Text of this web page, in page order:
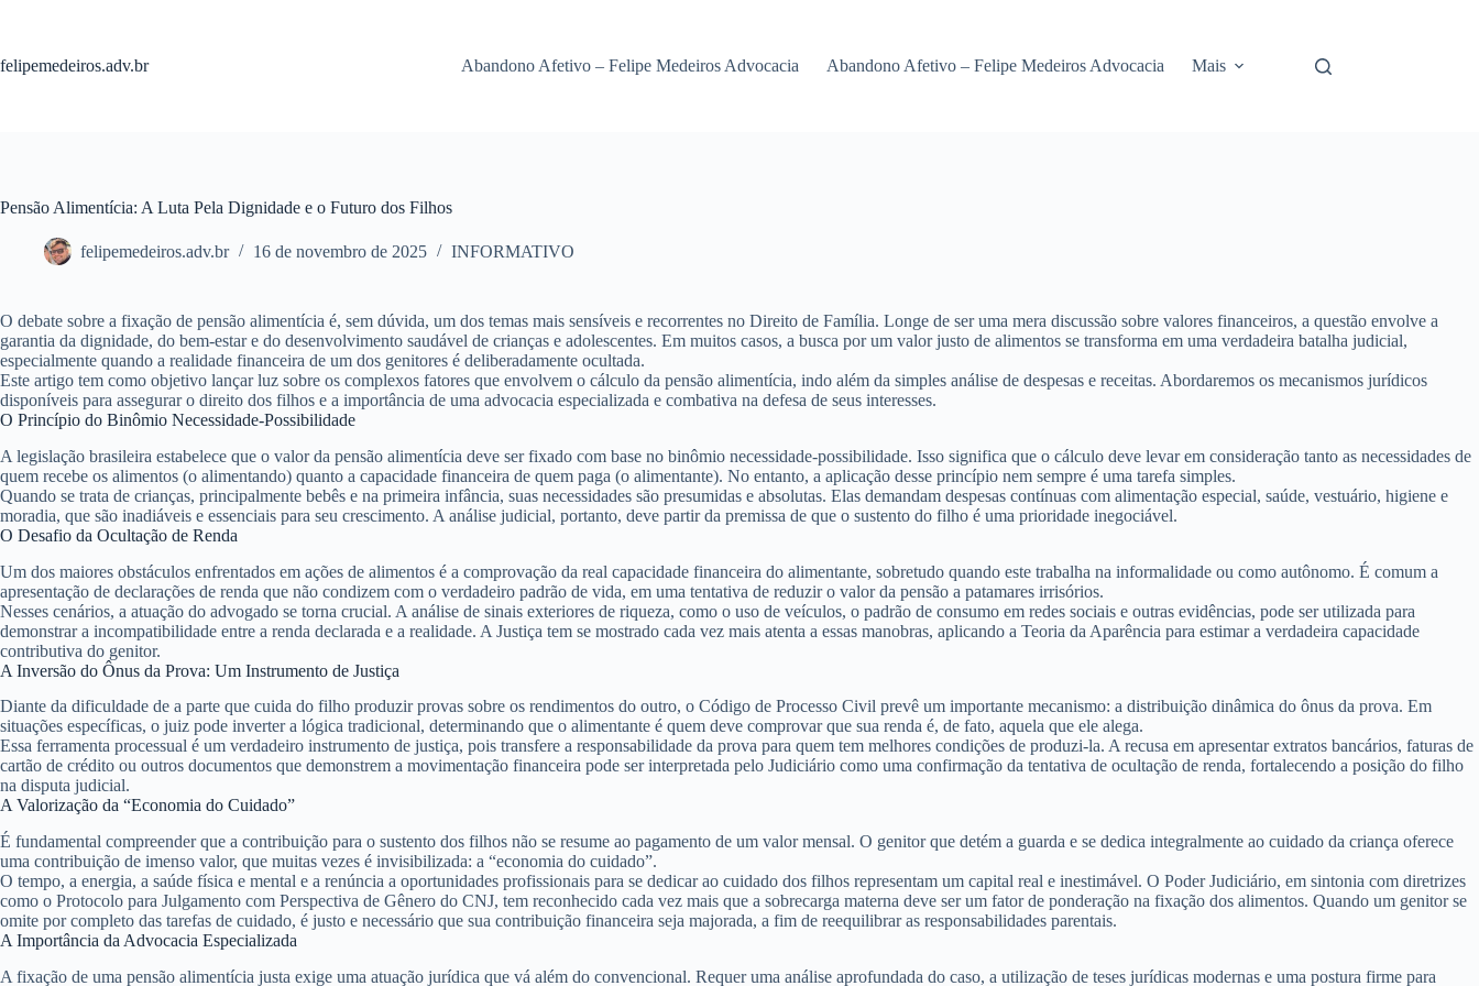
conteúdo
felipemedeiros.adv.br Abandono Afetivo – Felipe Medeiros Advocacia Abandono Afetivo – Felipe Medeiros Advocacia Mais
Pensão Alimentícia: A Luta Pela Dignidade e o Futuro dos Filhos
felipemedeiros.adv.br 16 de novembro de 2025 INFORMATIVO
O debate sobre a fixação de pensão alimentícia é, sem dúvida, um dos temas mais sensíveis e recorrentes no Direito de Família. Longe de ser uma mera discussão sobre valores financeiros, a questão envolve a
garantia da dignidade, do bem-estar e do desenvolvimento saudável de crianças e adolescentes. Em muitos casos, a busca por um valor justo de alimentos se transforma em uma verdadeira batalha judicial,
especialmente quando a realidade financeira de um dos genitores é deliberadamente ocultada.
Este artigo tem como objetivo lançar luz sobre os complexos fatores que envolvem o cálculo da pensão alimentícia, indo além da simples análise de despesas e receitas. Abordaremos os mecanismos jurídicos
disponíveis para assegurar o direito dos filhos e a importância de uma advocacia especializada e combativa na defesa de seus interesses.
O Princípio do Binômio Necessidade-Possibilidade
A legislação brasileira estabelece que o valor da pensão alimentícia deve ser fixado com base no binômio necessidade-possibilidade. Isso significa que o cálculo deve levar em consideração tanto as necessidades de
quem recebe os alimentos (o alimentando) quanto a capacidade financeira de quem paga (o alimentante). No entanto, a aplicação desse princípio nem sempre é uma tarefa simples.
Quando se trata de crianças, principalmente bebês e na primeira infância, suas necessidades são presumidas e absolutas. Elas demandam despesas contínuas com alimentação especial, saúde, vestuário, higiene e
moradia, que são inadiáveis e essenciais para seu crescimento. A análise judicial, portanto, deve partir da premissa de que o sustento do filho é uma prioridade inegociável.
O Desafio da Ocultação de Renda
Um dos maiores obstáculos enfrentados em ações de alimentos é a comprovação da real capacidade financeira do alimentante, sobretudo quando este trabalha na informalidade ou como autônomo. É comum a
apresentação de declarações de renda que não condizem com o verdadeiro padrão de vida, em uma tentativa de reduzir o valor da pensão a patamares irrisórios.
Nesses cenários, a atuação do advogado se torna crucial. A análise de sinais exteriores de riqueza, como o uso de veículos, o padrão de consumo em redes sociais e outras evidências, pode ser utilizada para
demonstrar a incompatibilidade entre a renda declarada e a realidade. A Justiça tem se mostrado cada vez mais atenta a essas manobras, aplicando a Teoria da Aparência para estimar a verdadeira capacidade
contributiva do genitor.
A Inversão do Ônus da Prova: Um Instrumento de Justiça
Diante da dificuldade de a parte que cuida do filho produzir provas sobre os rendimentos do outro, o Código de Processo Civil prevê um importante mecanismo: a distribuição dinâmica do ônus da prova. Em
situações específicas, o juiz pode inverter a lógica tradicional, determinando que o alimentante é quem deve comprovar que sua renda é, de fato, aquela que ele alega.
Essa ferramenta processual é um verdadeiro instrumento de justiça, pois transfere a responsabilidade da prova para quem tem melhores condições de produzi-la. A recusa em apresentar extratos bancários, faturas de
cartão de crédito ou outros documentos que demonstrem a movimentação financeira pode ser interpretada pelo Judiciário como uma confirmação da tentativa de ocultação de renda, fortalecendo a posição do filho
na disputa judicial.
A Valorização da “Economia do Cuidado”
É fundamental compreender que a contribuição para o sustento dos filhos não se resume ao pagamento de um valor mensal. O genitor que detém a guarda e se dedica integralmente ao cuidado da criança oferece
uma contribuição de imenso valor, que muitas vezes é invisibilizada: a “economia do cuidado”.
O tempo, a energia, a saúde física e mental e a renúncia a oportunidades profissionais para se dedicar ao cuidado dos filhos representam um capital real e inestimável. O Poder Judiciário, em sintonia com diretrizes
como o Protocolo para Julgamento com Perspectiva de Gênero do CNJ, tem reconhecido cada vez mais que a sobrecarga materna deve ser um fator de ponderação na fixação dos alimentos. Quando um genitor se
omite por completo das tarefas de cuidado, é justo e necessário que sua contribuição financeira seja majorada, a fim de reequilibrar as responsabilidades parentais.
A Importância da Advocacia Especializada
A fixação de uma pensão alimentícia justa exige uma atuação jurídica que vá além do convencional. Requer uma análise aprofundada do caso, a utilização de teses jurídicas modernas e uma postura firme para